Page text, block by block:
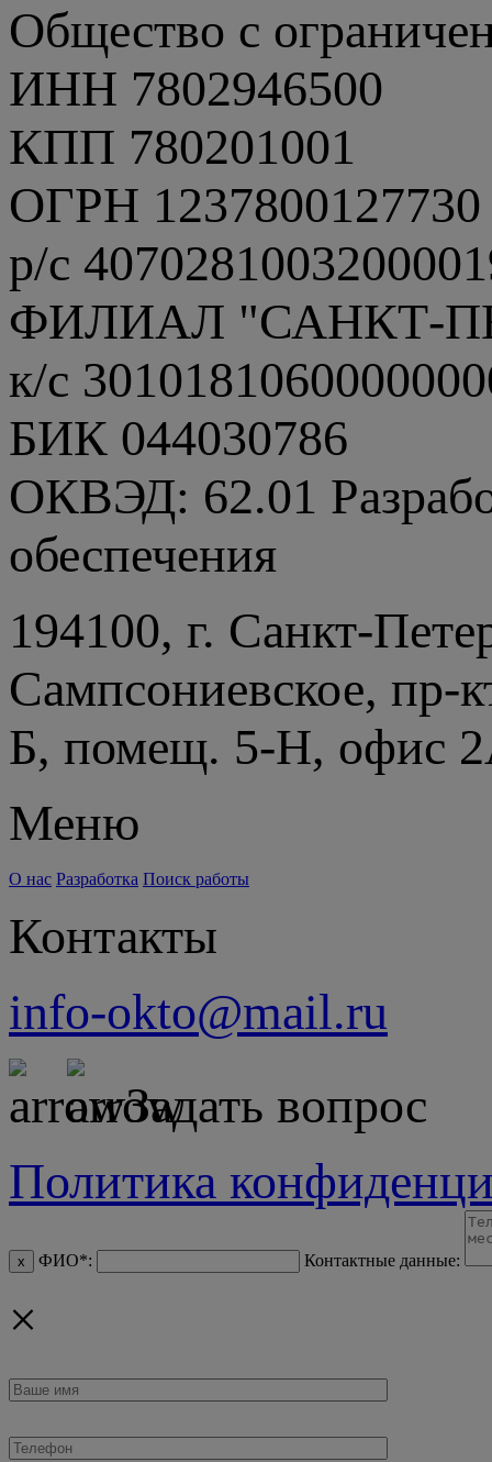
Общество с
ИНН 7802946500
КПП 780201001
ОГРН 1237800127730
р/с
ФИЛИАЛ "САНКТ-
к/с
БИК 044030786
ОКВЭД: 62.01
обеспечения
194100, г. Санкт-
Сампсониевское, пр-
Б, помещ. 5-Н, офис
Меню
О нас Разработка Поиск работы
Контакты
info-okto@mail.ru
Задать вопрос
Политика
x ФИО*: Контактные данные:
×